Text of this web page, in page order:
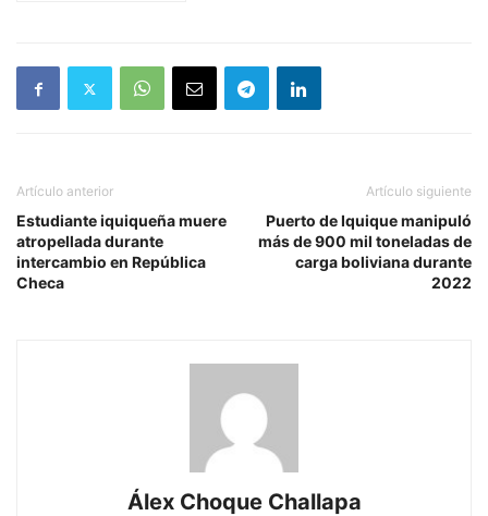
Artículo anterior
Estudiante iquiqueña muere
atropellada durante
intercambio en República
Checa
Artículo siguiente
Puerto de Iquique manipuló
más de 900 mil toneladas de
carga boliviana durante
2022
Álex Choque Challapa